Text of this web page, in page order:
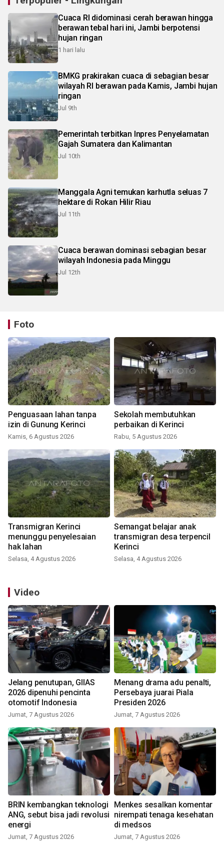
Cuaca RI didominasi cerah berawan hingga
berawan tebal hari ini, Jambi berpotensi
hujan ringan
1 hari lalu
BMKG prakirakan cuaca di sebagian besar
wilayah RI berawan pada Kamis, Jambi hujan
ringan
Jul 9th
Pemerintah terbitkan Inpres Penyelamatan
Gajah Sumatera dan Kalimantan
Jul 10th
Manggala Agni temukan karhutla seluas 7
hektare di Rokan Hilir Riau
Jul 11th
Cuaca berawan dominasi sebagian besar
wilayah Indonesia pada Minggu
Jul 12th
Foto
Penguasaan lahan tanpa
izin di Gunung Kerinci
Kamis, 6 Agustus 2026
Sekolah membutuhkan
perbaikan di Kerinci
Rabu, 5 Agustus 2026
Transmigran Kerinci
menunggu penyelesaian
hak lahan
Selasa, 4 Agustus 2026
Semangat belajar anak
transmigran desa terpencil
Kerinci
Selasa, 4 Agustus 2026
Video
Jelang penutupan, GIIAS
2026 dipenuhi pencinta
otomotif Indonesia
Jumat, 7 Agustus 2026
Menang drama adu penalti,
Persebaya juarai Piala
Presiden 2026
Jumat, 7 Agustus 2026
BRIN kembangkan teknologi
ANG, sebut bisa jadi revolusi
energi
Jumat, 7 Agustus 2026
Menkes sesalkan komentar
nirempati tenaga kesehatan
di medsos
Jumat, 7 Agustus 2026